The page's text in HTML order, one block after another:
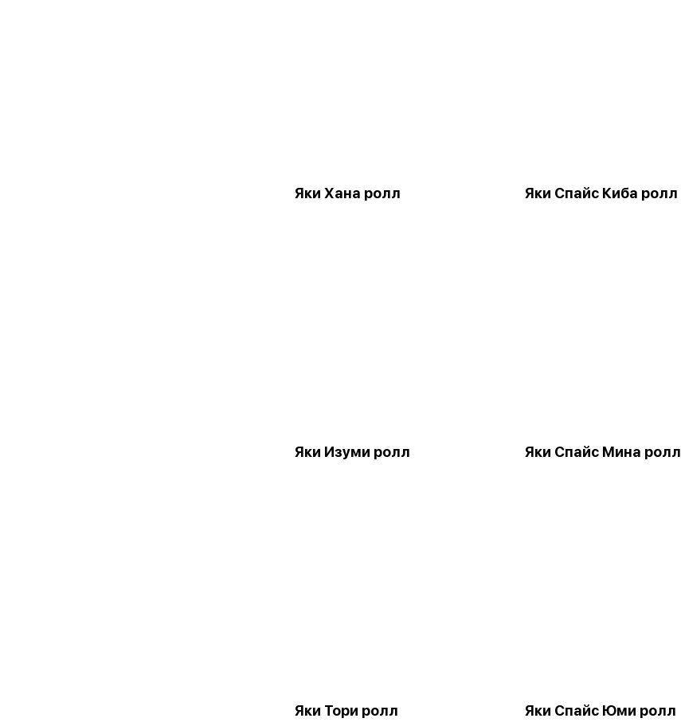
Яки Хана ролл Яки Спайс Киба ролл
Яки Изуми ролл Яки Спайс Мина ролл
Яки Тори ролл Яки Спайс Юми ролл